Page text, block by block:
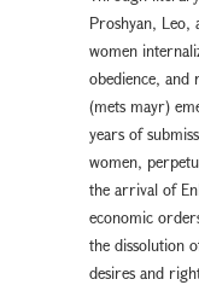
Proshyan, Leo,
women
obedience, and
(mets mayr)
years of
women,
the arrival of
economic
the dissolution
desires and